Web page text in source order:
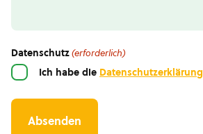
Datenschutz(erforderlich)
Ich habe die Datenschutzerklärung